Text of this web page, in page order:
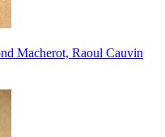
Macherot, Raoul Cauvin